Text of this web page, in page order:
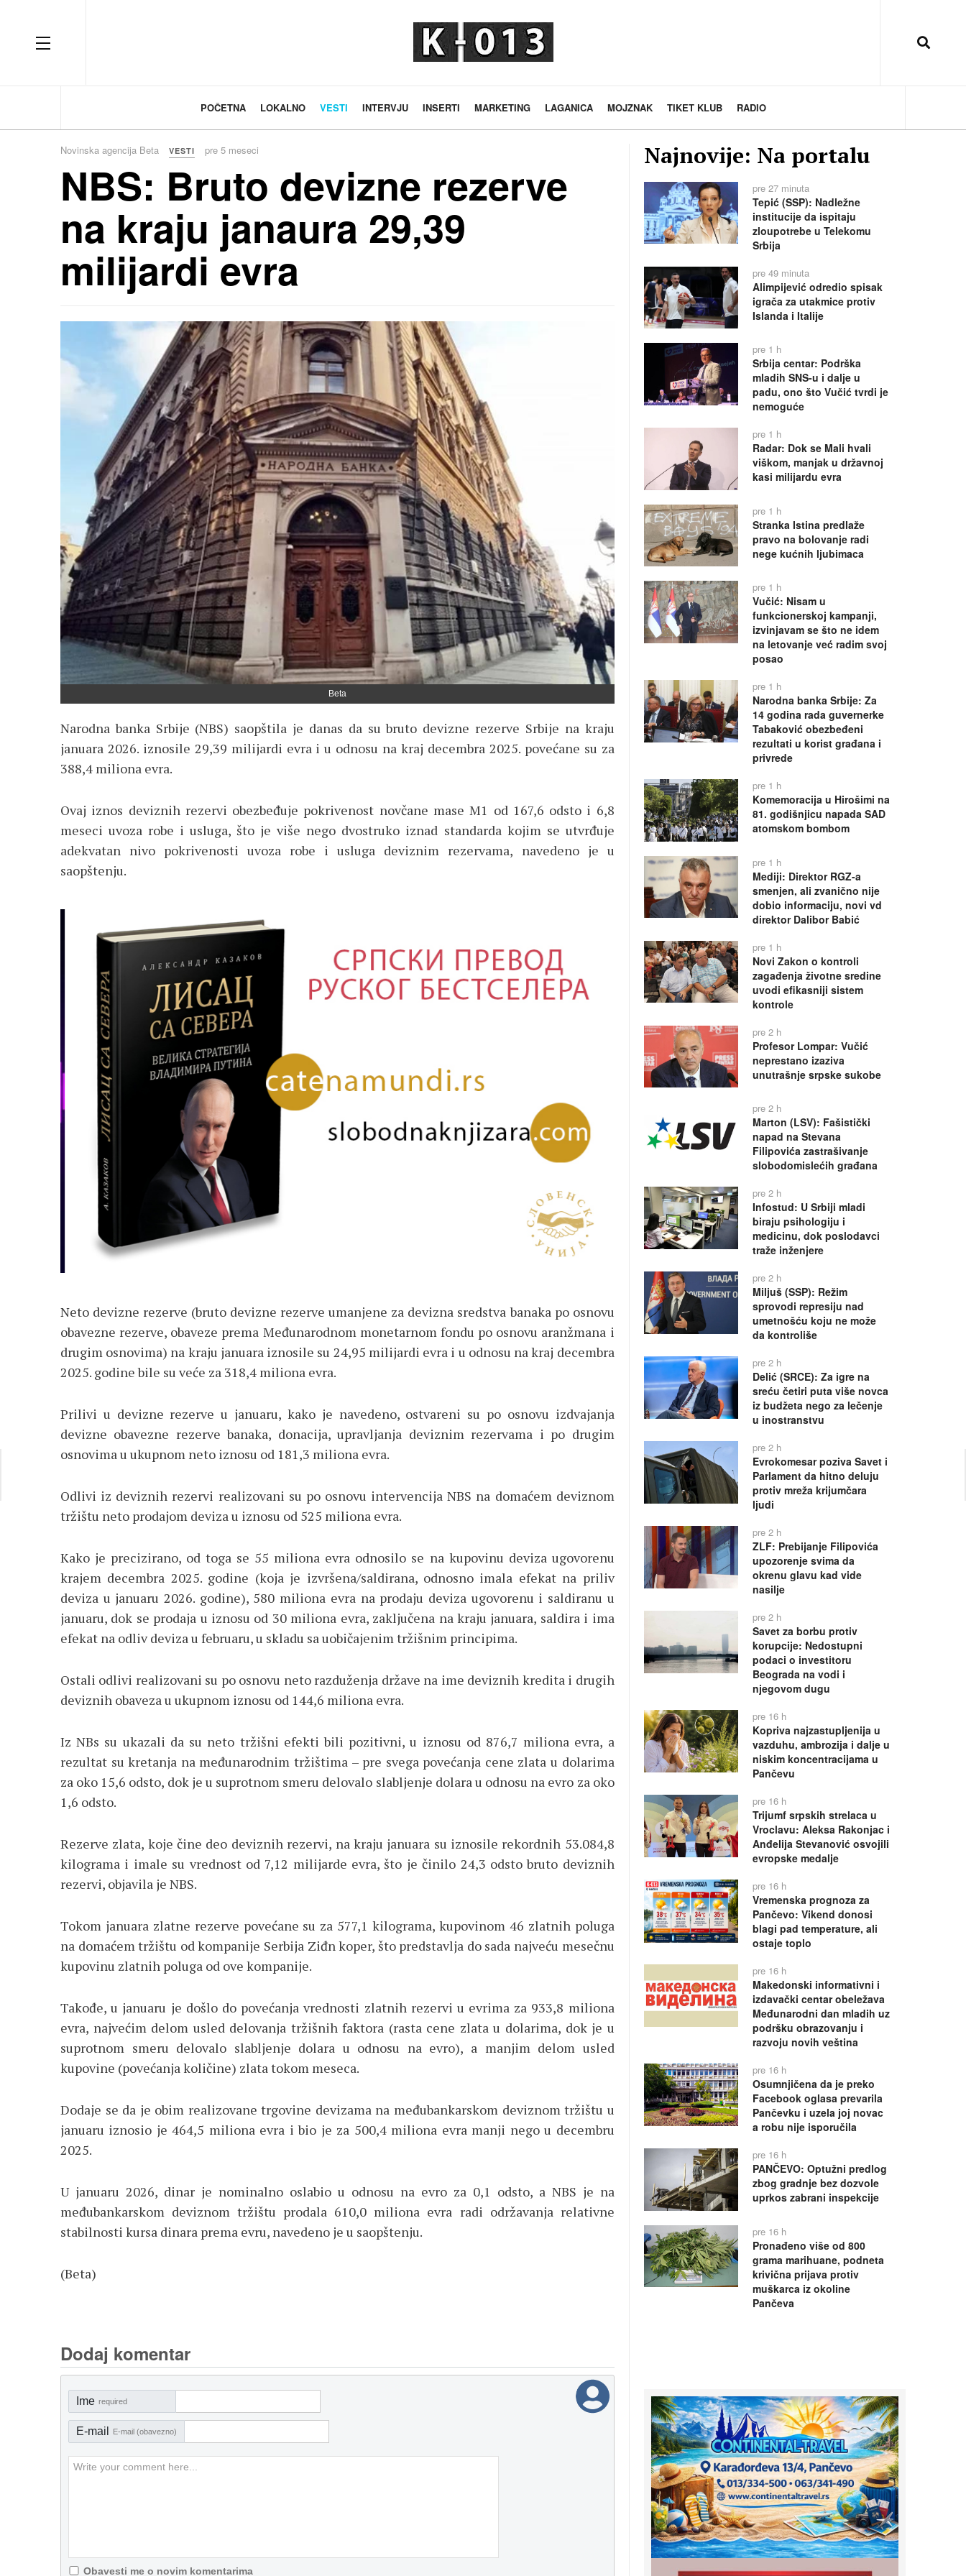
OFF CANVAS
POČETNA LOKALNO VESTI INTERVJU INSERTI MARKETING LAGANICA MOJZNAK TIKET KLUB RADIO
Novinska agencija Beta VESTI pre 5 meseci
NBS: Bruto devizne rezerve
na kraju janaura 29,39
milijardi evra
Beta
Narodna banka Srbije (NBS) saopštila je danas da su bruto devizne rezerve Srbije na kraju
januara 2026. iznosile 29,39 milijardi evra i u odnosu na kraj decembra 2025. povećane su za
388,4 miliona evra.
Ovaj iznos deviznih rezervi obezbeđuje pokrivenost novčane mase M1 od 167,6 odsto i 6,8
meseci uvoza robe i usluga, što je više nego dvostruko iznad standarda kojim se utvrđuje
adekvatan nivo pokrivenosti uvoza robe i usluga deviznim rezervama, navedeno je u
saopštenju.
Neto devizne rezerve (bruto devizne rezerve umanjene za devizna sredstva banaka po osnovu
obavezne rezerve, obaveze prema Međunarodnom monetarnom fondu po osnovu aranžmana i
drugim osnovima) na kraju januara iznosile su 24,95 milijardi evra i u odnosu na kraj decembra
2025. godine bile su veće za 318,4 miliona evra.
Prilivi u devizne rezerve u januaru, kako je navedeno, ostvareni su po osnovu izdvajanja
devizne obavezne rezerve banaka, donacija, upravljanja deviznim rezervama i po drugim
osnovima u ukupnom neto iznosu od 181,3 miliona evra.
Odlivi iz deviznih rezervi realizovani su po osnovu intervencija NBS na domaćem deviznom
tržištu neto prodajom deviza u iznosu od 525 miliona evra.
Kako je precizirano, od toga se 55 miliona evra odnosilo se na kupovinu deviza ugovorenu
krajem decembra 2025. godine (koja je izvršena/saldirana, odnosno imala efekat na priliv
deviza u januaru 2026. godine), 580 miliona evra na prodaju deviza ugovorenu i saldiranu u
januaru, dok se prodaja u iznosu od 30 miliona evra, zaključena na kraju januara, saldira i ima
efekat na odliv deviza u februaru, u skladu sa uobičajenim tržišnim principima.
Ostali odlivi realizovani su po osnovu neto razduženja države na ime deviznih kredita i drugih
deviznih obaveza u ukupnom iznosu od 144,6 miliona evra.
Iz NBs su ukazali da su neto tržišni efekti bili pozitivni, u iznosu od 876,7 miliona evra, a
rezultat su kretanja na međunarodnim tržištima – pre svega povećanja cene zlata u dolarima
za oko 15,6 odsto, dok je u suprotnom smeru delovalo slabljenje dolara u odnosu na evro za oko
1,6 odsto.
Rezerve zlata, koje čine deo deviznih rezervi, na kraju januara su iznosile rekordnih 53.084,8
kilograma i imale su vrednost od 7,12 milijarde evra, što je činilo 24,3 odsto bruto deviznih
rezervi, objavila je NBS.
Tokom januara zlatne rezerve povećane su za 577,1 kilograma, kupovinom 46 zlatnih poluga
na domaćem tržištu od kompanije Serbija Ziđn koper, što predstavlja do sada najveću mesečnu
kupovinu zlatnih poluga od ove kompanije.
Takođe, u januaru je došlo do povećanja vrednosti zlatnih rezervi u evrima za 933,8 miliona
evra, najvećim delom usled delovanja tržišnih faktora (rasta cene zlata u dolarima, dok je u
suprotnom smeru delovalo slabljenje dolara u odnosu na evro), a manjim delom usled
kupovine (povećanja količine) zlata tokom meseca.
Dodaje se da je obim realizovane trgovine devizama na međubankarskom deviznom tržištu u
januaru iznosio je 464,5 miliona evra i bio je za 500,4 miliona evra manji nego u decembru
2025.
U januaru 2026, dinar je nominalno oslabio u odnosu na evro za 0,1 odsto, a NBS je na
međubankarskom deviznom tržištu prodala 610,0 miliona evra radi održavanja relativne
stabilnosti kursa dinara prema evru, navedeno je u saopštenju.
(Beta)
Dodaj komentar
Ime required
E-mail E-mail (obavezno)
Obavesti me o novim komentarima
Najnovije: Na portalu
pre 27 minuta
Tepić (SSP): Nadležne
institucije da ispitaju
zloupotrebe u Telekomu
Srbija
pre 49 minuta
Alimpijević odredio spisak
igrača za utakmice protiv
Islanda i Italije
pre 1 h
Srbija centar: Podrška
mladih SNS-u i dalje u
padu, ono što Vučić tvrdi je
nemoguće
pre 1 h
Radar: Dok se Mali hvali
viškom, manjak u državnoj
kasi milijardu evra
pre 1 h
Stranka Istina predlaže
pravo na bolovanje radi
nege kućnih ljubimaca
pre 1 h
Vučić: Nisam u
funkcionerskoj kampanji,
izvinjavam se što ne idem
na letovanje već radim svoj
posao
pre 1 h
Narodna banka Srbije: Za
14 godina rada guvernerke
Tabaković obezbeđeni
rezultati u korist građana i
privrede
pre 1 h
Komemoracija u Hirošimi na
81. godišnjicu napada SAD
atomskom bombom
pre 1 h
Mediji: Direktor RGZ-a
smenjen, ali zvanično nije
dobio informaciju, novi vd
direktor Dalibor Babić
pre 1 h
Novi Zakon o kontroli
zagađenja životne sredine
uvodi efikasniji sistem
kontrole
pre 2 h
Profesor Lompar: Vučić
neprestano izaziva
unutrašnje srpske sukobe
pre 2 h
Marton (LSV): Fašistički
napad na Stevana
Filipovića zastrašivanje
slobodomislećih građana
pre 2 h
Infostud: U Srbiji mladi
biraju psihologiju i
medicinu, dok poslodavci
traže inženjere
pre 2 h
Miljuš (SSP): Režim
sprovodi represiju nad
umetnošću koju ne može
da kontroliše
pre 2 h
Delić (SRCE): Za igre na
sreću četiri puta više novca
iz budžeta nego za lečenje
u inostranstvu
pre 2 h
Evrokomesar poziva Savet i
Parlament da hitno deluju
protiv mreža krijumčara
ljudi
pre 2 h
ZLF: Prebijanje Filipovića
upozorenje svima da
okrenu glavu kad vide
nasilje
pre 2 h
Savet za borbu protiv
korupcije: Nedostupni
podaci o investitoru
Beograda na vodi i
njegovom dugu
pre 16 h
Kopriva najzastupljenija u
vazduhu, ambrozija i dalje u
niskim koncentracijama u
Pančevu
pre 16 h
Trijumf srpskih strelaca u
Vroclavu: Aleksa Rakonjac i
Anđelija Stevanović osvojili
evropske medalje
pre 16 h
Vremenska prognoza za
Pančevo: Vikend donosi
blagi pad temperature, ali
ostaje toplo
pre 16 h
Makedonski informativni i
izdavački centar obeležava
Međunarodni dan mladih uz
podršku obrazovanju i
razvoju novih veština
pre 16 h
Osumnjičena da je preko
Facebook oglasa prevarila
Pančevku i uzela joj novac
a robu nije isporučila
pre 16 h
PANČEVO: Optužni predlog
zbog gradnje bez dozvole
uprkos zabrani inspekcije
pre 16 h
Pronađeno više od 800
grama marihuane, podneta
krivična prijava protiv
muškarca iz okoline
Pančeva